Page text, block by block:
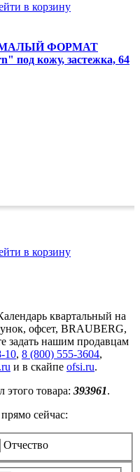
в корзину
МАЛЫЙ ФОРМАТ
под кожу, застежка, 64
в корзину
квартальный на
офсет, BRAUBERG,
задать нашим продавцам
10, 8 (800) 555-3604,
и в скайпе ofsi.ru.
товара: 393961.
сейчас:
Отчество